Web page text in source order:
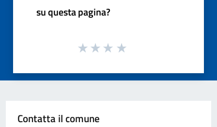
su questa pagina?
Contatta il comune